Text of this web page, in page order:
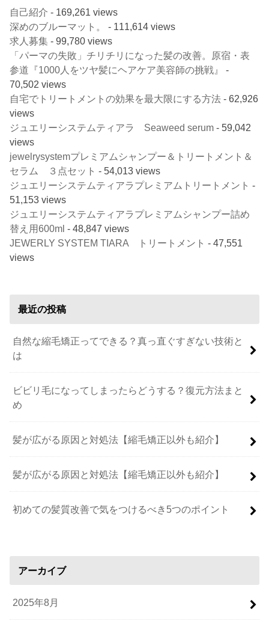
自己紹介 - 169,261 views
深めのブルーマット。
- 111,614 views
求人募集 - 99,780 views
「パーマの失敗」チリチリになった髪の改善。原宿・表
参道『1000人をツヤ髪にヘアケア美容師の挑戦』
-
70,502 views
自宅でトリートメントの効果を最大限にする方法 - 62,926
views
ジュエリーシステムティアラ Seaweed serum - 59,042
views
jewelrysystemプレミアムシャンプー＆トリートメント＆
セラム ３点セット - 54,013 views
ジュエリーシステムティアラプレミアムトリートメント -
51,153 views
ジュエリーシステムティアラプレミアムシャンプー詰め
替え用600ml - 48,847 views
JEWERLY SYSTEM TIARA トリートメント - 47,551
views
最近の投稿
自然な縮毛矯正ってできる？真っ直ぐすぎない技術と
は
ビビリ毛になってしまったらどうする？復元方法まと
め
髪が広がる原因と対処法【縮毛矯正以外も紹介】
髪が広がる原因と対処法【縮毛矯正以外も紹介】
初めての髪質改善で気をつけるべき5つのポイント
アーカイブ
2025年8月